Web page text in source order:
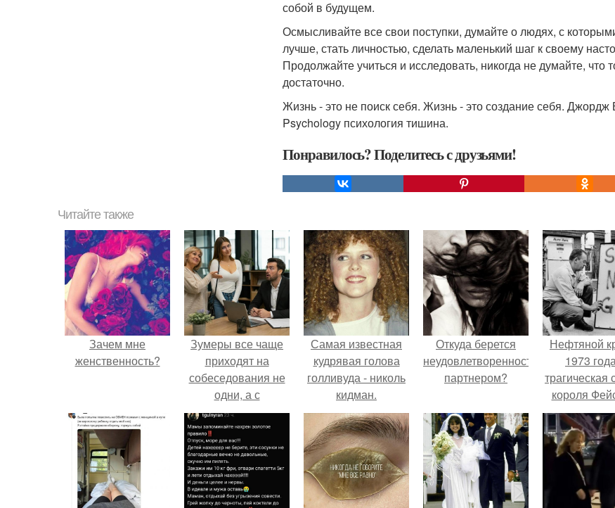
собой в будущем.
Осмысливайте все свои поступки, думайте о людях, с
лучше, стать личностью, сделать маленький шаг к своему
Продолжайте учиться и исследовать, никогда не думайте,
достаточно.
Жизнь - это не поиск себя. Жизнь - это создание себя.
Psychology психология тишина.
Понравилось? Поделитесь с друзьями!
Читайте также
Зачем мне
женственность?
Зумеры все чаще
приходят на
собеседования не
одни, а с
родителями,
жалуются эйчары.
Самая известная
кудрявая голова
голливуда - николь
кидман.
Откуда берется
неудовлетворенность
партнером?
Нефтяной
1973
трагическая
короля